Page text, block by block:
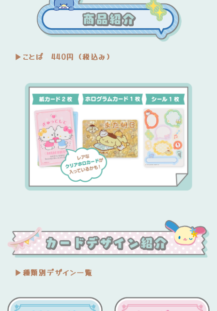
▶︎ことば 440円（税込み）
▶︎種類別デザイン一覧